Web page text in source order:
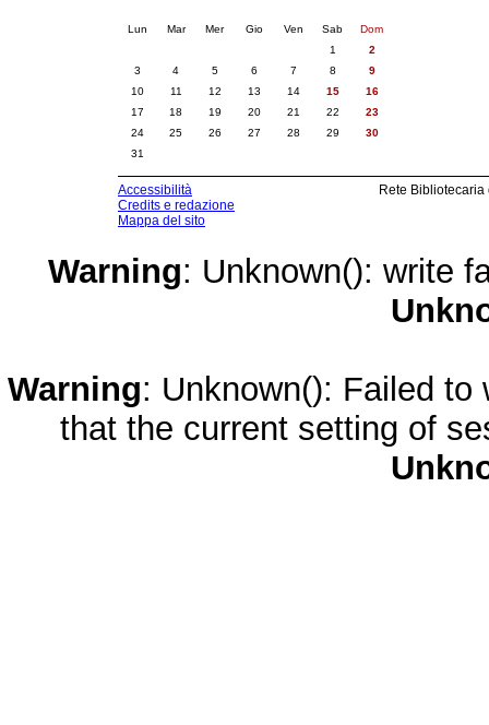
Lun Mar Mer Gio Ven Sab
Dom
1
2
3
4 5 6 7 8
9
10
11 12 13 14 15
16
17
18 19 20 21 22
23
24
25 26 27 28 29
30
31
Accessibilità
Credits e redazione
Mappa del sito
Rete
Warning: Unknown(): write
Warning: Unknown(): Failed
that the current setting of